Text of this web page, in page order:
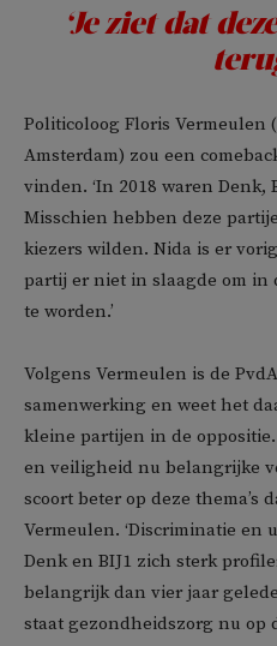
‘Je ziet dat
Politicoloog Floris Vermeulen
Amsterdam) zou een
vinden. ‘In 2018 waren Denk,
Misschien hebben deze
kiezers wilden. Nida is er
partij er niet in slaagde om in
te worden.’
Volgens Vermeulen is de
samenwerking en weet het
kleine partijen in de
en veiligheid nu belangrijke
scoort beter op deze thema’s
Vermeulen. ‘Discriminatie
Denk en BIJ1 zich sterk
belangrijk dan vier jaar
staat gezondheidszorg nu op